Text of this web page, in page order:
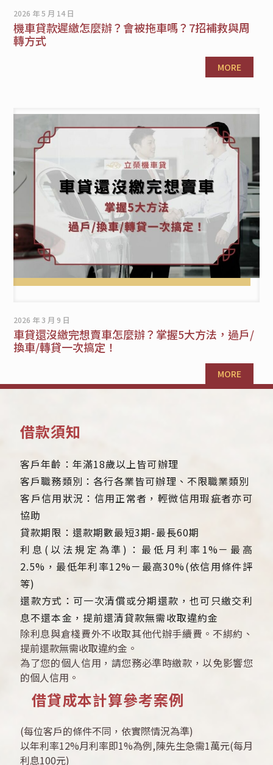
2026 年 5 月 14 日
機車貸款遲繳怎麼辦？會被拖車嗎？7招補救與周
轉方式
MORE
2026 年 3 月 9 日
車貸還沒繳完想賣車怎麼辦？掌握5大方法，過戶/
換車/轉貸一次搞定！
MORE
借款須知
客戶年齡：年滿18歲以上皆可辦理
客戶職務類別：各行各業皆可辦理、不限職業類別
客戶信用狀況：信用正常者，輕微信用瑕疵者亦可
協助
貸款期限：還款期數最短3期-最長60期
利息(以法規定為準)：最低月利率1%－最高
2.5%，最低年利率12%－最高30%(依信用條件評
等)
還款方式：可一次清償或分期還款，也可只繳交利
息不還本金，提前還清貸款無需收取違約金
除利息與倉棧費外不收取其他代辦手續費。不綁約、
提前還款無需收取違約金。
為了您的個人信用，請您務必準時繳款，以免影響您
的個人信用。
借貸成本計算參考案例
(每位客戶的條件不同，依實際情況為準)
以年利率12%月利率即1%為例,陳先生急需1萬元(每月
利息100元)